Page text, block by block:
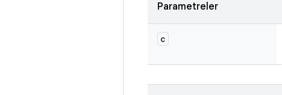
Parametreler
c